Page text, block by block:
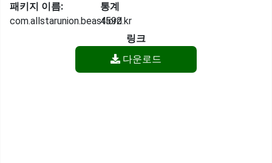
패키지 이름:
com.allstarunion.beastlord.kr
통계
4592
링크
다운로드